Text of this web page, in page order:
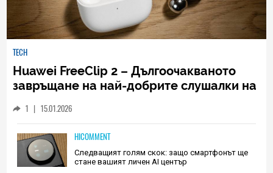
TECH
Huawei FreeClip 2 – Дългоочакваното
завръщане на най-добрите слушалки на
1 | 15.01.2026
HICOMMENT
Следващият голям скок: защо смартфонът ще
стане вашият личен AI център